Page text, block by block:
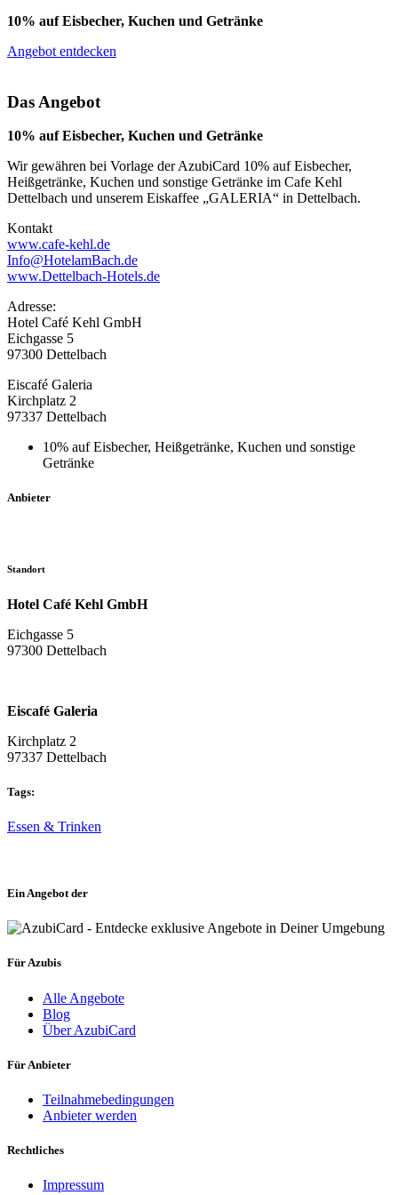
10% auf Eisbecher, Kuchen und Getränke
Angebot entdecken
Das Angebot
10% auf Eisbecher, Kuchen und Getränke
Wir gewähren bei Vorlage der AzubiCard 10% auf Eisbecher,
Heißgetränke, Kuchen und sonstige Getränke im Cafe Kehl
Dettelbach und unserem Eiskaffee „GALERIA“ in Dettelbach.
Kontakt
www.cafe-kehl.de
Info@HotelamBach.de
www.Dettelbach-Hotels.de
Adresse:
Hotel Café Kehl GmbH
Eichgasse 5
97300 Dettelbach
Eiscafé Galeria
Kirchplatz 2
97337 Dettelbach
10% auf Eisbecher, Heißgetränke, Kuchen und sonstige
Getränke
Anbieter
Standort
Hotel Café Kehl GmbH
Eichgasse 5
97300 Dettelbach
Eiscafé Galeria
Kirchplatz 2
97337 Dettelbach
Tags:
Essen & Trinken
Ein Angebot der
Für Azubis
Alle Angebote
Blog
Über AzubiCard
Für Anbieter
Teilnahmebedingungen
Anbieter werden
Rechtliches
Impressum